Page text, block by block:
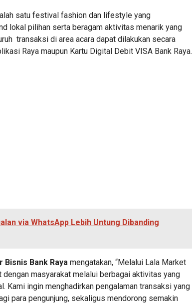
satu festival fashion dan lifestyle yang
lokal pilihan serta beragam aktivitas menarik yang
transaksi di area acara dapat dilakukan secara
Raya maupun Kartu Digital Debit VISA Bank Raya.
via WhatsApp Lebih Untung Dibanding
Bank Raya mengatakan, “Melalui Lala Market
masyarakat melalui berbagai aktivitas yang
Kami ingin menghadirkan pengalaman transaksi yang
para pengunjung, sekaligus mendorong semakin